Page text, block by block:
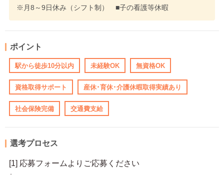
※月8～9日休み（シフト制） ■子の看護等休暇
ポイント
駅から徒歩10分以内 未経験OK 無資格OK
資格取得サポート 産休･育休･介護休暇取得実績あり
社会保険完備 交通費支給
選考プロセス
[1] 応募フォームよりご応募ください